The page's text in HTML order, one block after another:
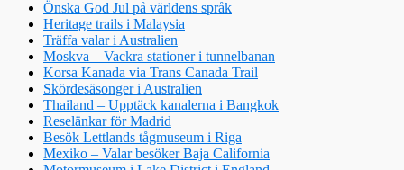
Önska God Jul på världens språk
Heritage trails i Malaysia
Träffa valar i Australien
Moskva – Vackra stationer i tunnelbanan
Korsa Kanada via Trans Canada Trail
Skördesäsonger i Australien
Thailand – Upptäck kanalerna i Bangkok
Reselänkar för Madrid
Besök Lettlands tågmuseum i Riga
Mexiko – Valar besöker Baja California